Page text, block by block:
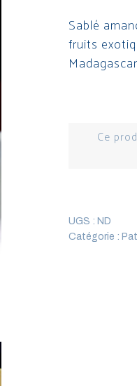
Sablé
fruits
Ce
UGS : ND
Catégorie :